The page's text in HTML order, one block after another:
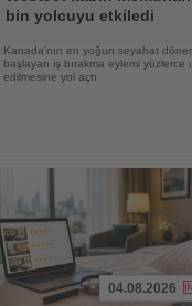
bin yolcuyu etkiledi
Kanada'nın en yoğun seyahat
başlayan iş bırakma eylemi yüzlerce
edilmesine yol açtı
04.08.2026